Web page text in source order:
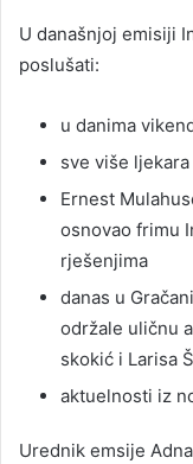
U današnjoj emisiji
poslušati:
u danima
sve više
Ernest
osnovao frimu
rješenjima
danas u
održale uličnu
skokić i Larisa
aktuelnosti iz
Urednik emsije